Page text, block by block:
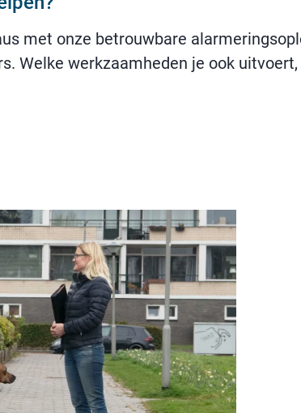
met onze betrouwbare
Welke werkzaamheden je ook